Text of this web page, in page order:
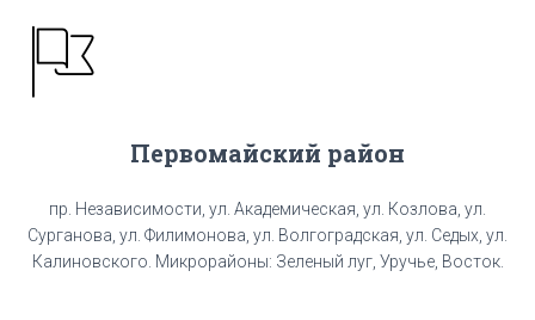
Первомайский район
пр. Независимости, ул. Академическая, ул. Козлова, ул.
Сурганова, ул. Филимонова, ул. Волгоградская, ул. Седых, ул.
Калиновского. Микрорайоны: Зеленый луг, Уручье, Восток.